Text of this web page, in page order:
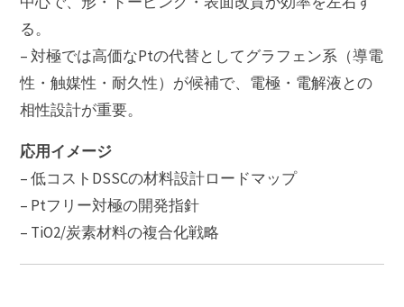
る。
– 対極では高価なPtの代替としてグラフェン系（導電
性・触媒性・耐久性）が候補で、電極・電解液との
相性設計が重要。
応用イメージ
– 低コストDSSCの材料設計ロードマップ
– Ptフリー対極の開発指針
– TiO2/炭素材料の複合化戦略